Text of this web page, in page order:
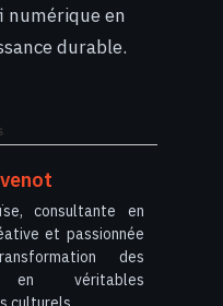
numérique en
durable.
consultante en
et passionnée
des
en véritables